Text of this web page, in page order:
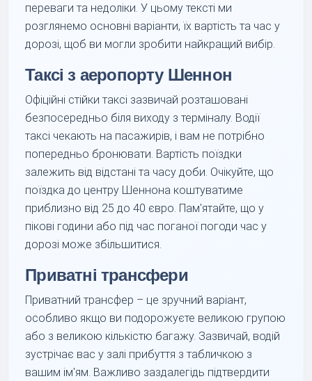
переваги та недоліки. У цьому тексті ми
розглянемо основні варіанти, їх вартість та час у
дорозі, щоб ви могли зробити найкращий вибір.
Таксі з аеропорту Шеннон
Офіційні стійки таксі зазвичай розташовані
безпосередньо біля виходу з терміналу. Водії
таксі чекають на пасажирів, і вам не потрібно
попередньо бронювати. Вартість поїздки
залежить від відстані та часу доби. Очікуйте, що
поїздка до центру Шеннона коштуватиме
приблизно від 25 до 40 євро. Пам'ятайте, що у
пікові години або під час поганої погоди час у
дорозі може збільшитися.
Приватні трансфери
Приватний трансфер – це зручний варіант,
особливо якщо ви подорожуєте великою групою
або з великою кількістю багажу. Зазвичай, водій
зустрічає вас у залі прибуття з табличкою з
вашим ім'ям. Важливо заздалегідь підтвердити